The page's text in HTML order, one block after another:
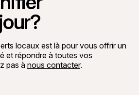
locaux est là pour vous offrir un
et répondre à toutes vos
pas à nous contacter.